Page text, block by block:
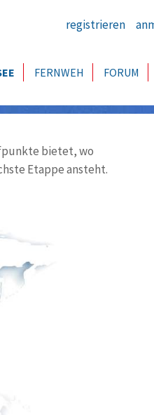
registrieren
FERNWEH FORUM
bietet, wo
Etappe ansteht.